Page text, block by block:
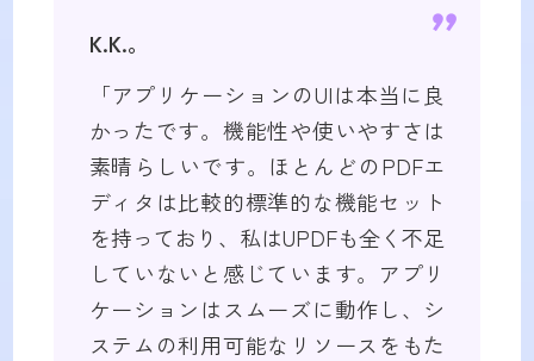
K.K.。
「アプリケーションのUIは本当に良
かったです。機能性や使いやすさは
素晴らしいです。ほとんどのPDFエ
ディタは比較的標準的な機能セット
を持っており、私はUPDFも全く不足
していないと感じています。アプリ
ケーションはスムーズに動作し、シ
ステムの利用可能なリソースをもた